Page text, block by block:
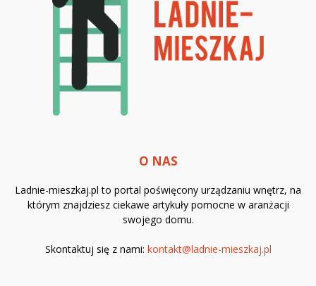
O NAS
Ladnie-mieszkaj.pl to portal poświęcony urządzaniu wnętrz, na
którym znajdziesz ciekawe artykuły pomocne w aranżacji
swojego domu.
Skontaktuj się z nami: kontakt@ladnie-mieszkaj.pl